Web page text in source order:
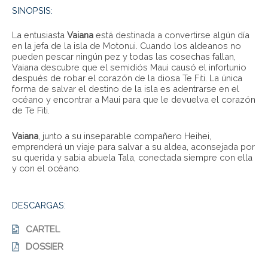
SINOPSIS:
La entusiasta Vaiana está destinada a convertirse algún día
en la jefa de la isla de Motonui. Cuando los aldeanos no
pueden pescar ningún pez y todas las cosechas fallan,
Vaiana descubre que el semidiós Maui causó el infortunio
después de robar el corazón de la diosa Te Fiti. La única
forma de salvar el destino de la isla es adentrarse en el
océano y encontrar a Maui para que le devuelva el corazón
de Te Fiti.
Vaiana, junto a su inseparable compañero Heihei,
emprenderá un viaje para salvar a su aldea, aconsejada por
su querida y sabia abuela Tala, conectada siempre con ella
y con el océano.
DESCARGAS:
CARTEL
DOSSIER